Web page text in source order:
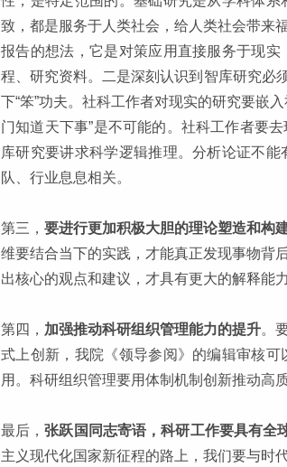
致，都是服务于人类社会，给人类社会带来
报告的想法，它是对策应用直接服务于现
程、研究资料。二是深刻认识到智库研究必
下“笨”功夫。社科工作者对现实的研究要嵌
门知道天下事”是不可能的。社科工作者要
库研究要讲求科学逻辑推理。分析论证不
队、行业息息相关。
第三， 要进行更加积极大胆的理论塑造和构
维要结合当下的实践，才能真正发现事物背
出核心的观点和建议，才具有更大的解释能
第四， 加强推动科研组织管理能力的提升。
式上创新，我院《领导参阅》的编辑审核
用。科研组织管理要用体制机制创新推动高
最后，张跃国同志寄语，科研工作要具有全
主义现代化国家新征程的路上，我们要与时